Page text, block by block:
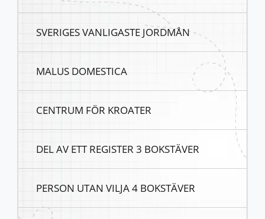
SVERIGES VANLIGASTE JORDMÅN
MALUS DOMESTICA
CENTRUM FÖR KROATER
DEL AV ETT REGISTER 3 BOKSTÄVER
PERSON UTAN VILJA 4 BOKSTÄVER